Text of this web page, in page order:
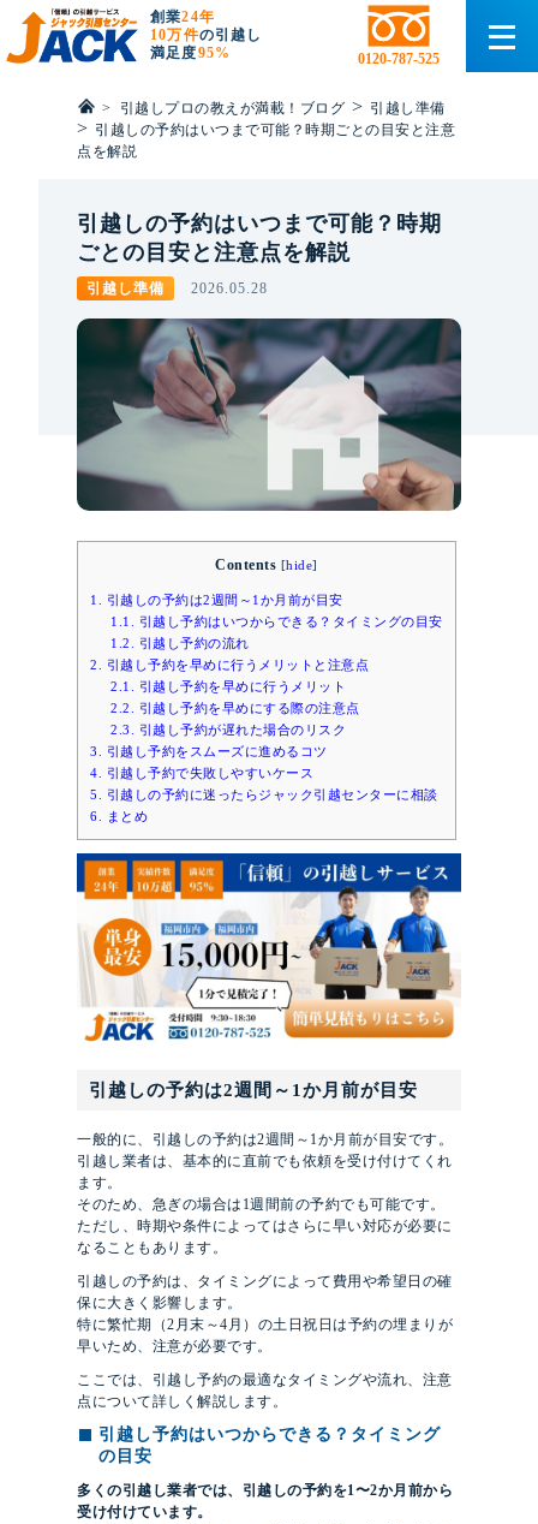
創業24年
10万件の引越し
満足度95% 0120-787-525
> 引越しプロの教えが満載！ブログ > 引越し準備
> 引越しの予約はいつまで可能？時期ごとの目安と注意
点を解説
引越しの予約はいつまで可能？時期
ごとの目安と注意点を解説
引越し準備 2026.05.28
Contents [hide]
1.
引越しの予約は2週間～1か月前が目安
1.1.
引越し予約はいつからできる？タイミングの目安
1.2.
引越し予約の流れ
2.
引越し予約を早めに行うメリットと注意点
2.1.
引越し予約を早めに行うメリット
2.2.
引越し予約を早めにする際の注意点
2.3.
引越し予約が遅れた場合のリスク
3.
引越し予約をスムーズに進めるコツ
4.
引越し予約で失敗しやすいケース
5.
引越しの予約に迷ったらジャック引越センターに相談
6.
まとめ
引越しの予約は2週間～1か月前が目安
一般的に、引越しの予約は2週間～1か月前が目安です。
引越し業者は、基本的に直前でも依頼を受け付けてくれ
ます。
そのため、急ぎの場合は1週間前の予約でも可能です。
ただし、時期や条件によってはさらに早い対応が必要に
なることもあります。
引越しの予約は、タイミングによって費用や希望日の確
保に大きく影響します。
特に繁忙期（2月末～4月）の土日祝日は予約の埋まりが
早いため、注意が必要です。
ここでは、引越し予約の最適なタイミングや流れ、注意
点について詳しく解説します。
引越し予約はいつからできる？タイミング
の目安
多くの引越し業者では、引越しの予約を1〜2か月前から
受け付けています。